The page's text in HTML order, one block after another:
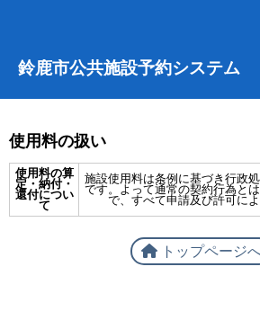
鈴鹿市公共施設予約システム
使用料の扱い
使用料の算
定・納付・
還付につい
て
施設使用料は条例に基づき行政
です。よって通常の契約行為と
で、すべて申請及び許可に
トップページ